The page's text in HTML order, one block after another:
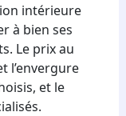
intérieure
à bien ses
Le prix au
l’envergure
et le